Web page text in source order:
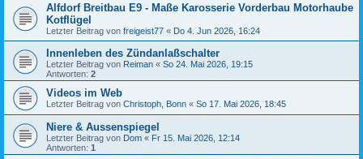
Alfdorf Breitbau E9 - Maße Karosserie Vorderbau Motorhaube
Kotflügel
Letzter Beitrag von freigeist77 « Do 4. Jun 2026, 16:24
Innenleben des Zündanlaßschalter
Letzter Beitrag von Reiman « So 24. Mai 2026, 19:15
Antworten: 2
Videos im Web
Letzter Beitrag von Christoph, Bonn « So 17. Mai 2026, 18:45
Niere & Aussenspiegel
Letzter Beitrag von Dom « Fr 15. Mai 2026, 12:14
Antworten: 1